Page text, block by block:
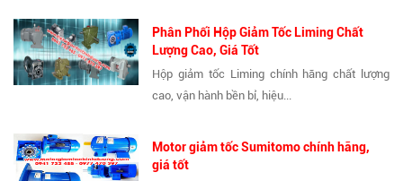
Phân Phối Hộp Giảm Tốc Liming Chất
Lượng Cao, Giá Tốt
Hộp giảm tốc Liming chính hãng chất lượng
cao, vận hành bền bỉ, hiệu...
Motor giảm tốc Sumitomo chính hãng,
giá tốt